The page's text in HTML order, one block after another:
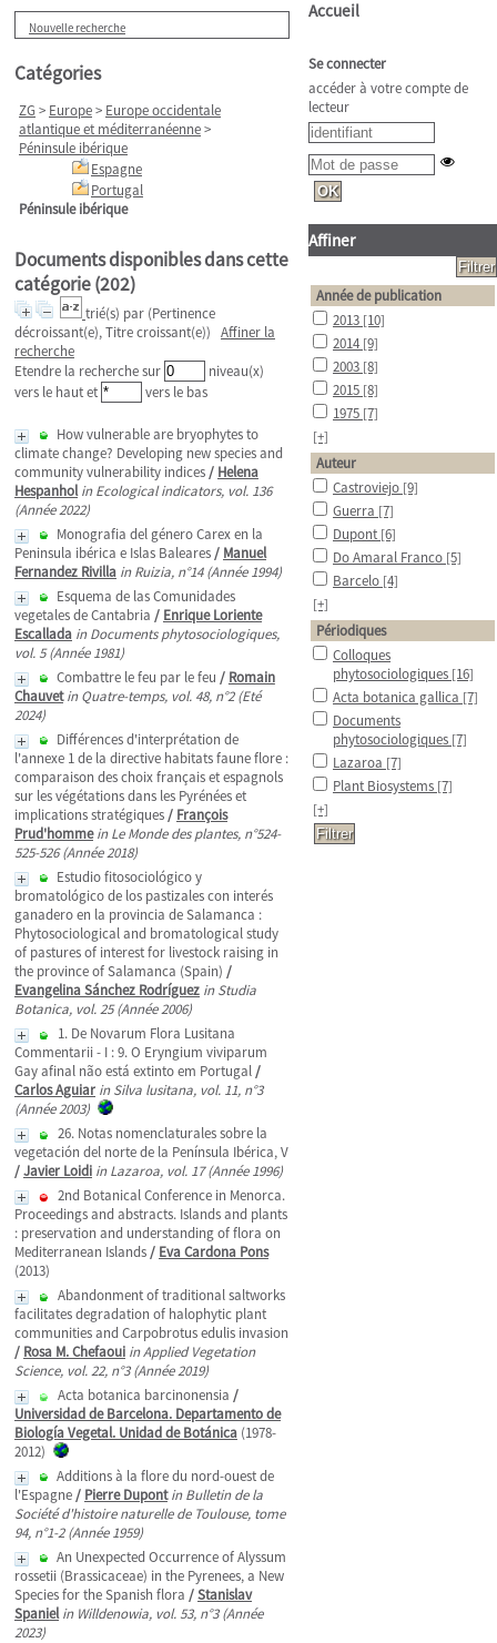
Nouvelle recherche
Catégories
ZG > Europe> Europe occidentale
atlantique et méditerranéenne>
Péninsule ibérique
Espagne
Portugal
Péninsule ibérique
Documents disponibles dans cette
catégorie (202)
trié(s) par (Pertinence
décroissant(e), Titre croissant(e)) Affiner la
recherche
Etendre la recherche sur
niveau(x)
vers le haut et
vers le bas
How vulnerable are bryophytes to
climate change? Developing new species and
community vulnerability indices/ Helena
Hespanhol in Ecological indicators, vol. 136
(Année 2022)
Monografia del género Carex en la
Peninsula ibérica e Islas Baleares/ Manuel
Fernandez Rivilla in Ruizia, n°14 (Année 1994)
Esquema de las Comunidades
vegetales de Cantabria / Enrique Loriente
Escallada in Documents phytosociologiques,
vol. 5 (Année 1981)
Combattre le feu par le feu / Romain
Chauvet in Quatre-temps, vol. 48, n°2 (Eté
2024)
Différences d'interprétation de
l'annexe 1 de la directive habitats faune flore :
comparaison des choix français et espagnols
sur les végétations dans les Pyrénées et
implications stratégiques/ François
Prud'homme in Le Monde des plantes, n°524-
525-526 (Année 2018)
Estudio fitosociológico y
bromatológico de los pastizales con interés
ganadero en la provincia de Salamanca :
Phytosociological and bromatological study
of pastures of interest for livestock raising in
the province of Salamanca (Spain) /
Evangelina Sánchez Rodríguez in Studia
Botanica, vol. 25 (Année 2006)
1. De Novarum Flora Lusitana
Commentarii - I : 9. O Eryngium viviparum
Gay afinal não está extinto em Portugal/
Carlos Aguiar in Silva lusitana, vol. 11, n°3
(Année 2003)
26. Notas nomenclaturales sobre la
vegetación del norte de la Península Ibérica, V
/Javier Loidi in Lazaroa, vol. 17 (Année 1996)
2nd Botanical Conference in Menorca.
Proceedings and abstracts. Islands and plants
: preservation and understanding of flora on
Mediterranean Islands/ Eva Cardona Pons
(2013)
Abandonment of traditional saltworks
facilitates degradation of halophytic plant
communities and Carpobrotus edulis invasion
/ Rosa M. Chefaoui in Applied Vegetation
Science, vol. 22, n°3 (Année 2019)
Acta botanica barcinonensia /
Universidad de Barcelona. Departamento de
Biología Vegetal. Unidad de Botánica (1978-
2012)
Additions à la flore du nord-ouest de
l'Espagne/ Pierre Dupont in Bulletin de la
Société d'histoire naturelle de Toulouse, tome
94, n°1-2 (Année 1959)
An Unexpected Occurrence of Alyssum
rossetii (Brassicaceae) in the Pyrenees, a New
Species for the Spanish flora /Stanislav
Spaniel in Willdenowia, vol. 53, n°3 (Année
2023)
Accueil
Se connecter
accéder à votre compte de
lecteur
Affiner
Année de publication
2013 [10]
2014 [9]
2003 [8]
2015 [8]
1975 [7]
[+]
Auteur
Castroviejo [9]
Guerra [7]
Dupont [6]
Do Amaral Franco [5]
Barcelo [4]
[+]
Périodiques
Colloques
phytosociologiques [16]
Acta botanica gallica [7]
Documents
phytosociologiques [7]
Lazaroa [7]
Plant Biosystems [7]
[+]